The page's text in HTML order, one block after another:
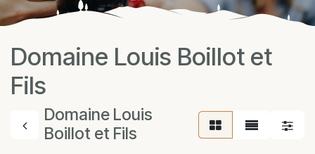
Domaine Louis Boillot et
Fils
Domaine Louis
Boillot et Fils